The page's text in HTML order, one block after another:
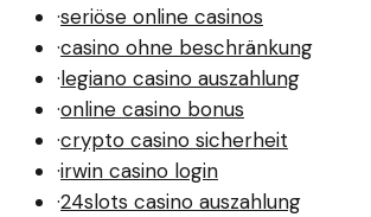
·seriöse online casinos
·casino ohne beschränkung
·legiano casino auszahlung
·online casino bonus
·crypto casino sicherheit
·irwin casino login
·24slots casino auszahlung